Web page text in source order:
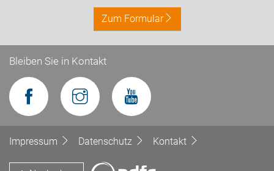
Zum Formular
Bleiben Sie in Kontakt
Impressum Datenschutz Kontakt